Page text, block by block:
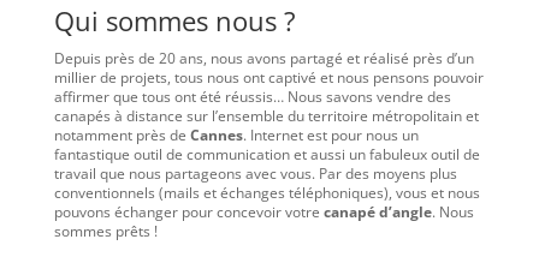
Qui sommes nous ?
Depuis près de 20 ans, nous avons partagé et réalisé près d’un
millier de projets, tous nous ont captivé et nous pensons pouvoir
affirmer que tous ont été réussis… Nous savons vendre des
canapés à distance sur l’ensemble du territoire métropolitain et
notamment près de Cannes. Internet est pour nous un
fantastique outil de communication et aussi un fabuleux outil de
travail que nous partageons avec vous. Par des moyens plus
conventionnels (mails et échanges téléphoniques), vous et nous
pouvons échanger pour concevoir votre canapé d’angle. Nous
sommes prêts !